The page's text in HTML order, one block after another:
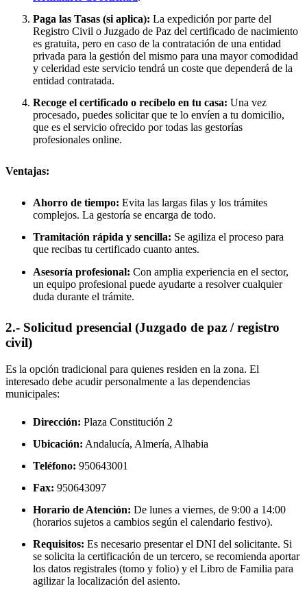
Paga las Tasas (si aplica): La expedición por parte del
Registro Civil o Juzgado de Paz del certificado de nacimiento
es gratuita, pero en caso de la contratación de una entidad
privada para la gestión del mismo para una mayor comodidad
y celeridad este servicio tendrá un coste que dependerá de la
entidad contratada.
Recoge el certificado o recíbelo en tu casa: Una vez
procesado, puedes solicitar que te lo envíen a tu domicilio,
que es el servicio ofrecido por todas las gestorías
profesionales online.
Ventajas:
Ahorro de tiempo: Evita las largas filas y los trámites
complejos. La gestoría se encarga de todo.
Tramitación rápida y sencilla: Se agiliza el proceso para
que recibas tu certificado cuanto antes.
Asesoría profesional: Con amplia experiencia en el sector,
un equipo profesional puede ayudarte a resolver cualquier
duda durante el trámite.
2.- Solicitud presencial (Juzgado de paz / registro
civil)
Es la opción tradicional para quienes residen en la zona. El
interesado debe acudir personalmente a las dependencias
municipales:
Dirección: Plaza Constitución 2
Ubicación: Andalucía, Almería, Alhabia
Teléfono: 950643001
Fax: 950643097
Horario de Atención: De lunes a viernes, de 9:00 a 14:00
(horarios sujetos a cambios según el calendario festivo).
Requisitos: Es necesario presentar el DNI del solicitante. Si
se solicita la certificación de un tercero, se recomienda aportar
los datos registrales (tomo y folio) y el Libro de Familia para
agilizar la localización del asiento.